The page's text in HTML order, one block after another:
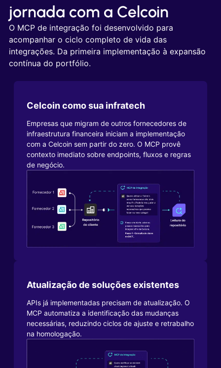
jornada com a Celcoin
O MCP de integração foi desenvolvido para
acompanhar o ciclo completo de vida das
integrações. Da primeira implementação à expansão
contínua do portfólio.
Celcoin como sua infratech
Empresas que migram de outros fornecedores de
infraestrutura financeira iniciam a implementação
com a Celcoin sem partir do zero. O MCP provê
contexto imediato sobre endpoints, fluxos e regras
de negócio.
Atualização de soluções existentes
APIs já implementadas precisam de atualização. O
MCP automatiza a identificação das mudanças
necessárias, reduzindo ciclos de ajuste e retrabalho
na homologação.